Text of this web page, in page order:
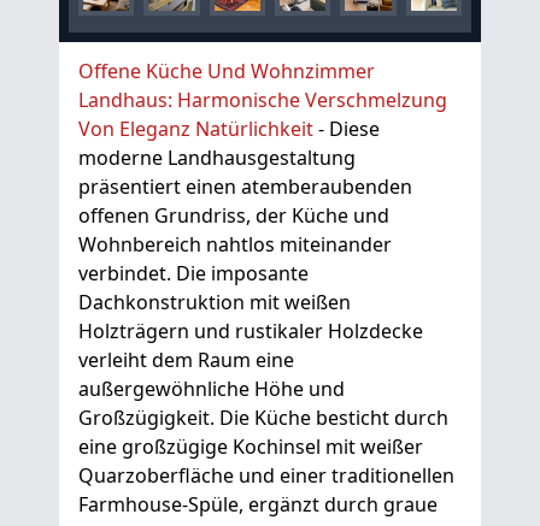
Offene Küche Und Wohnzimmer
Landhaus: Harmonische Verschmelzung
Von Eleganz Natürlichkeit- Diese
moderne Landhausgestaltung
präsentiert einen atemberaubenden
offenen Grundriss, der Küche und
Wohnbereich nahtlos miteinander
verbindet. Die imposante
Dachkonstruktion mit weißen
Holzträgern und rustikaler Holzdecke
verleiht dem Raum eine
außergewöhnliche Höhe und
Großzügigkeit. Die Küche besticht durch
eine großzügige Kochinsel mit weißer
Quarzoberfläche und einer traditionellen
Farmhouse-Spüle, ergänzt durch graue